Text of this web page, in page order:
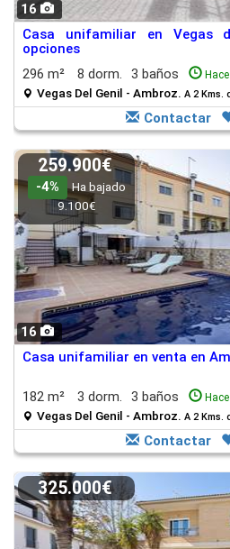
16
Casa unifamiliar en Vegas
opciones
296 m²
8 dorm. 3 baños
Vegas Del Genil - Ambroz. A 2 Kms.
Contactar
16
259.900€
-4%
Ha bajado
9.100€
Casa unifamiliar en venta en
182 m² 3 dorm. 3 baños
Vegas Del Genil - Ambroz. A 2 Kms.
Contactar
325.000€